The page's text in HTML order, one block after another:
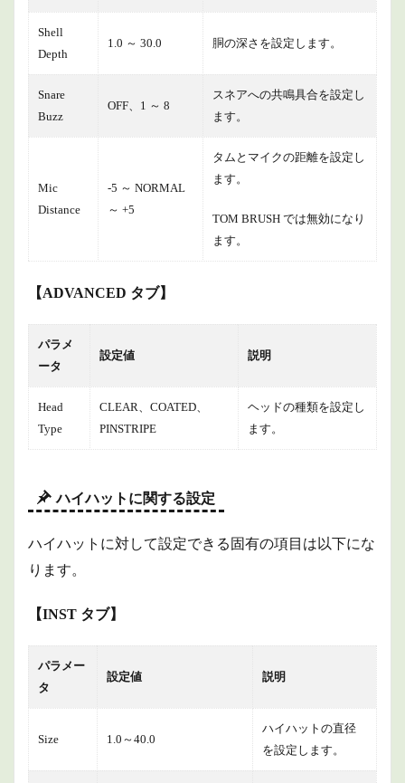
Shell
Depth
1.0 ～ 30.0 胴の深さを設定します。
Snare
Buzz
OFF、1 ～ 8
スネアへの共鳴具合を設定し
ます。
Mic
Distance
-5 ～ NORMAL
～ +5
タムとマイクの距離を設定し
ます。
TOM BRUSH では無効になり
ます。
【ADVANCED タブ】
パラメ
ータ
設定値 説明
Head
Type
CLEAR、COATED、
PINSTRIPE
ヘッドの種類を設定し
ます。
ハイハットに関する設定
ハイハットに対して設定できる固有の項目は以下にな
ります。
【INST タブ】
パラメー
タ
設定値 説明
Size 1.0～40.0
ハイハットの直径
を設定します。